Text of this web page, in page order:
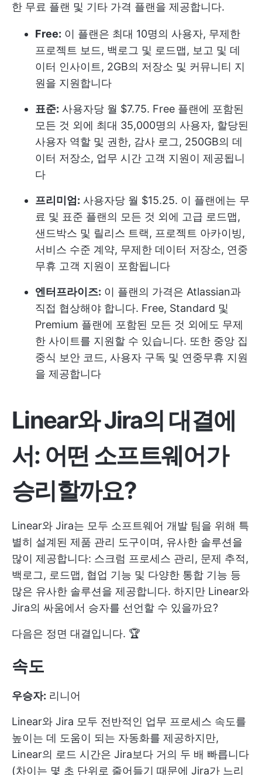
한 무료 플랜 및 기타 가격 플랜을 제공합니다.
Free: 이 플랜은 최대 10명의 사용자, 무제한
프로젝트 보드, 백로그 및 로드맵, 보고 및 데
이터 인사이트, 2GB의 저장소 및 커뮤니티 지
원을 지원합니다
표준: 사용자당 월 $7.75. Free 플랜에 포함된
모든 것 외에 최대 35,000명의 사용자, 할당된
사용자 역할 및 권한, 감사 로그, 250GB의 데
이터 저장소, 업무 시간 고객 지원이 제공됩니
다
프리미엄: 사용자당 월 $15.25. 이 플랜에는 무
료 및 표준 플랜의 모든 것 외에 고급 로드맵,
샌드박스 및 릴리스 트랙, 프로젝트 아카이빙,
서비스 수준 계약, 무제한 데이터 저장소, 연중
무휴 고객 지원이 포함됩니다
엔터프라이즈: 이 플랜의 가격은 Atlassian과
직접 협상해야 합니다. Free, Standard 및
Premium 플랜에 포함된 모든 것 외에도 무제
한 사이트를 지원할 수 있습니다. 또한 중앙 집
중식 보안 코드, 사용자 구독 및 연중무휴 지원
을 제공합니다
Linear와 Jira의 대결에
서: 어떤 소프트웨어가
승리할까요?
Linear와 Jira는 모두 소프트웨어 개발 팀을 위해 특
별히 설계된 제품 관리 도구이며, 유사한 솔루션을
많이 제공합니다: 스크럼 프로세스 관리, 문제 추적,
백로그, 로드맵, 협업 기능 및 다양한 통합 기능 등
많은 유사한 솔루션을 제공합니다. 하지만 Linear와
Jira의 싸움에서 승자를 선언할 수 있을까요?
다음은 정면 대결입니다. 🏆
속도
우승자: 리니어
Linear와 Jira 모두 전반적인 업무 프로세스 속도를
높이는 데 도움이 되는 자동화를 제공하지만,
Linear의 로드 시간은 Jira보다 거의 두 배 빠릅니다
(차이는 몇 초 단위로 줄어들기 때문에 Jira가 느리